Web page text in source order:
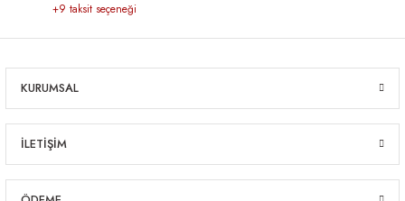
+9 taksit seçeneği
KURUMSAL
İLETİŞİM